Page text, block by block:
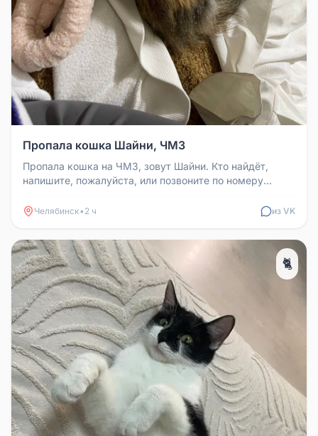
Пропала кошка Шайни, ЧМЗ
Пропала кошка на ЧМЗ, зовут Шайни. Кто найдёт,
напишите, пожалуйста, или позвоните по номеру
Челябинск• 2 ч из VK
🐈